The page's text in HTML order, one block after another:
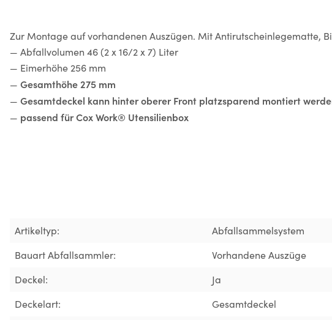
Zur Montage auf vorhandenen Auszügen. Mit Antirutscheinlegematte,
— Abfallvolumen 46 (2 x 16/2 x 7) Liter
— Eimerhöhe 256 mm
— Gesamthöhe 275 mm
— Gesamtdeckel kann hinter oberer Front platzsparend montiert
— passend für Cox Work® Utensilienbox
Artikeltyp:
Abfallsammelsystem
Bauart Abfallsammler:
Vorhandene Auszüge
Deckel:
Ja
Deckelart:
Gesamtdeckel